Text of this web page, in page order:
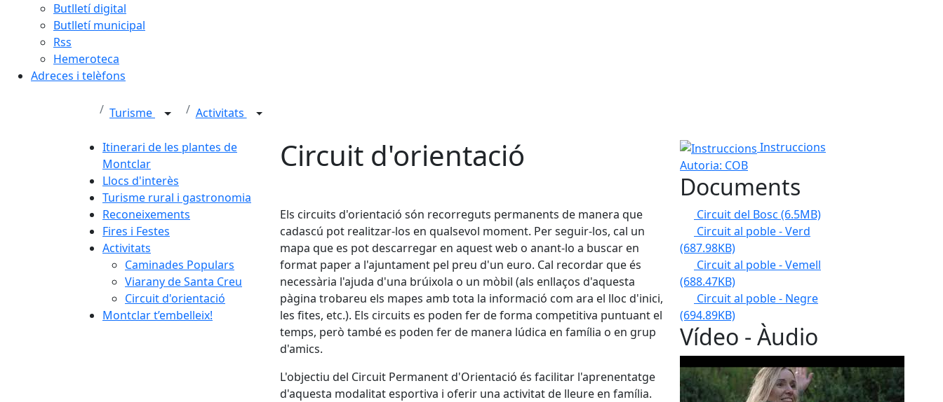
Butlletí digital
Butlletí municipal
Rss
Hemeroteca
Adreces i telèfons
Turisme Activitats
Itinerari de les plantes de
Montclar
Llocs d'interès
Turisme rural i gastronomia
Reconeixements
Fires i Festes
Activitats
Caminades Populars
Viarany de Santa Creu
Circuit d'orientació
Montclar t’embelleix!
Circuit d'orientació
Els circuits d'orientació són recorreguts permanents de manera que
cadascú pot realitzar-los en qualsevol moment. Per seguir-los, cal un
mapa que es pot descarregar en aquest web o anant-lo a buscar en
format paper a l'ajuntament pel preu d'un euro. Cal recordar que és
necessària l'ajuda d'una brúixola o un mòbil (als enllaços d'aquesta
pàgina trobareu els mapes amb tota la informació com ara el lloc d'inici,
les fites, etc.). Els circuits es poden fer de forma competitiva puntuant el
temps, però també es poden fer de manera lúdica en família o en grup
d'amics.
L'objectiu del Circuit Permanent d'Orientació és facilitar l'aprenentatge
d'aquesta modalitat esportiva i oferir una activitat de lleure en família.
Instruccions
Instruccions
Autoria: COB
Documents
Circuit del Bosc (6.5MB)
Circuit al poble - Verd
(687.98KB)
Circuit al poble - Vemell
(688.47KB)
Circuit al poble - Negre
(694.89KB)
Vídeo - Àudio